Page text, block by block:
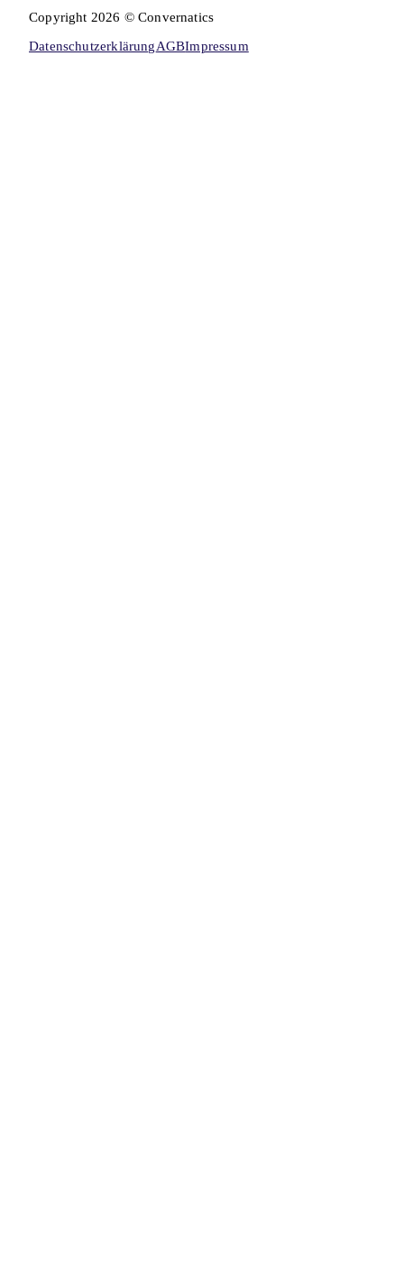
Copyright 2026 © Convernatics
DatenschutzerklärungAGBImpressum